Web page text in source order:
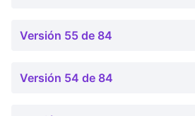
Versión 55 de 84
Versión 54 de 84